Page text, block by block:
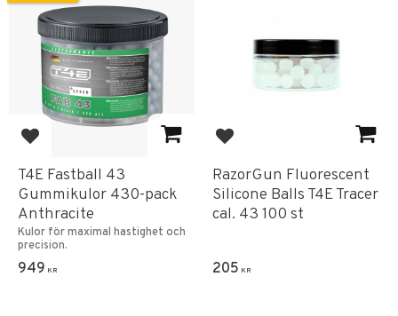
Lägg till i favoriter
T4E Fastball 43
Gummikulor 430-pack
Anthracite
Kulor för maximal hastighet och
precision.
949 KR
Lägg till i favoriter
RazorGun Fluorescent
Silicone Balls T4E Tracer
cal. 43 100 st
205 KR